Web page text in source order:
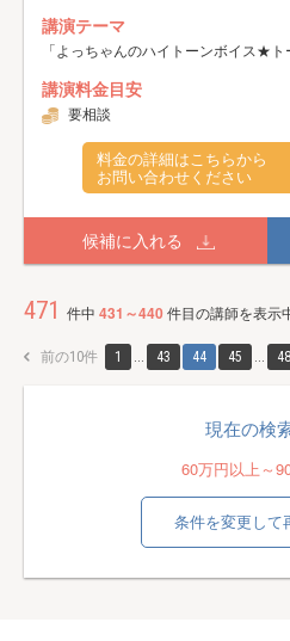
講演テーマ
「よっちゃんのハイトーンボイス★ト
講演料金目安
要相談
料金の詳細はこちらから
お問い合わせください
候補に入れる
471 件中 431～440件目の講師を表示
前の10件 1 43 44 45 48
現在の検
60万円以上～
条件を変更して